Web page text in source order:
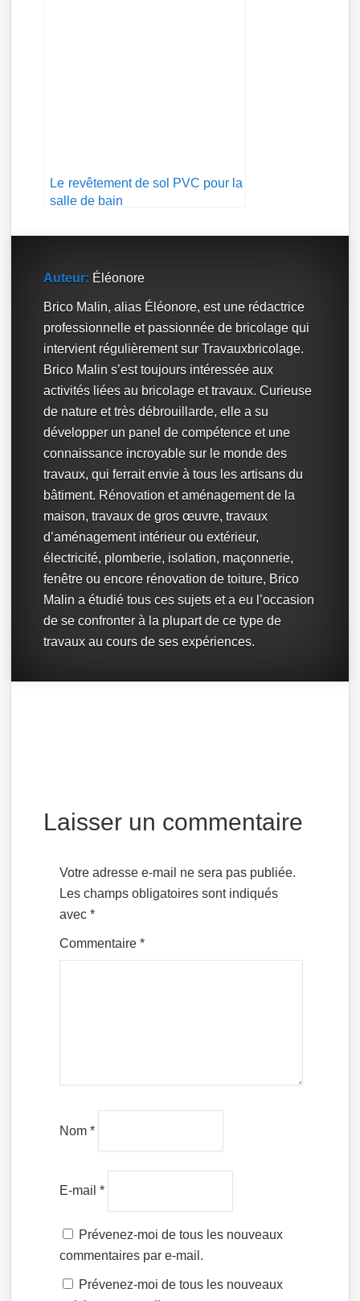
Le revêtement de sol PVC pour la
salle de bain
Auteur: Éléonore
Brico Malin, alias Éléonore, est une rédactrice
professionnelle et passionnée de bricolage qui
intervient régulièrement sur Travauxbricolage.
Brico Malin s’est toujours intéressée aux
activités liées au bricolage et travaux. Curieuse
de nature et très débrouillarde, elle a su
développer un panel de compétence et une
connaissance incroyable sur le monde des
travaux, qui ferrait envie à tous les artisans du
bâtiment. Rénovation et aménagement de la
maison, travaux de gros œuvre, travaux
d’aménagement intérieur ou extérieur,
électricité, plomberie, isolation, maçonnerie,
fenêtre ou encore rénovation de toiture, Brico
Malin a étudié tous ces sujets et a eu l’occasion
de se confronter à la plupart de ce type de
travaux au cours de ses expériences.
Laisser un commentaire
Votre adresse e-mail ne sera pas publiée.
Les champs obligatoires sont indiqués
avec*
Commentaire*
Nom*
E-mail*
Prévenez-moi de tous les nouveaux
commentaires par e-mail.
Prévenez-moi de tous les nouveaux